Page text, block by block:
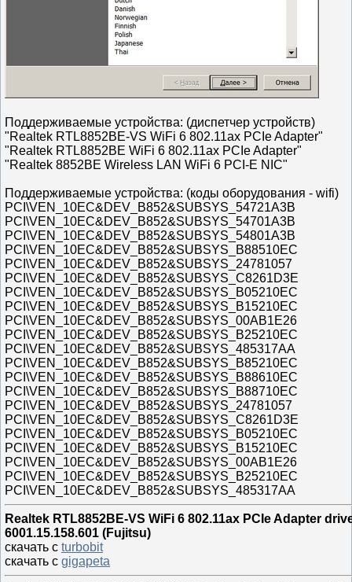
Поддерживаемые устройства: (диспетчер устройств)
"Realtek RTL8852BE-VS WiFi 6 802.11ax PCIe Adapter"
"Realtek RTL8852BE WiFi 6 802.11ax PCIe Adapter"
"Realtek 8852BE Wireless LAN WiFi 6 PCI-E NIC"
Поддерживаемые устройства: (коды оборудования - wifi)
PCI\VEN_10EC&DEV_B852&SUBSYS_54721A3B
PCI\VEN_10EC&DEV_B852&SUBSYS_54701A3B
PCI\VEN_10EC&DEV_B852&SUBSYS_54801A3B
PCI\VEN_10EC&DEV_B852&SUBSYS_B88510EC
PCI\VEN_10EC&DEV_B852&SUBSYS_24781057
PCI\VEN_10EC&DEV_B852&SUBSYS_C8261D3E
PCI\VEN_10EC&DEV_B852&SUBSYS_B05210EC
PCI\VEN_10EC&DEV_B852&SUBSYS_B15210EC
PCI\VEN_10EC&DEV_B852&SUBSYS_00AB1E26
PCI\VEN_10EC&DEV_B852&SUBSYS_B25210EC
PCI\VEN_10EC&DEV_B852&SUBSYS_485317AA
PCI\VEN_10EC&DEV_B852&SUBSYS_B85210EC
PCI\VEN_10EC&DEV_B852&SUBSYS_B88610EC
PCI\VEN_10EC&DEV_B852&SUBSYS_B88710EC
PCI\VEN_10EC&DEV_B852&SUBSYS_24781057
PCI\VEN_10EC&DEV_B852&SUBSYS_C8261D3E
PCI\VEN_10EC&DEV_B852&SUBSYS_B05210EC
PCI\VEN_10EC&DEV_B852&SUBSYS_B15210EC
PCI\VEN_10EC&DEV_B852&SUBSYS_00AB1E26
PCI\VEN_10EC&DEV_B852&SUBSYS_B25210EC
PCI\VEN_10EC&DEV_B852&SUBSYS_485317AA
Realtek RTL8852BE-VS WiFi 6 802.11ax PCIe Adapter
6001.15.158.601 (Fujitsu)
скачать с turbobit
скачать с gigapeta